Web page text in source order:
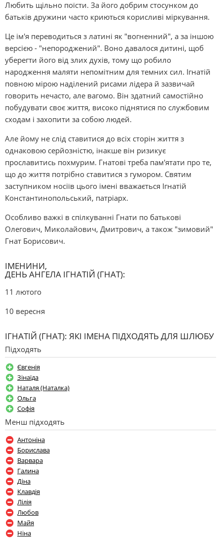
Любить щільно поїсти. За його добрим стосунком до
батьків дружини часто криються корисливі міркування.
Це ім'я переводиться з латині як "вогненний", а за іншою
версією - "непороджений". Воно давалося дитині, щоб
уберегти його від злих духів, тому що робило
народження маляти непомітним для темних сил. Ігнатій
повною мірою наділений рисами лідера й зазвичай
говорить нечасто, але вагомо. Він здатний самостійно
побудувати своє життя, високо піднятися по службовим
сходам і захопити за собою людей.
Але йому не слід ставитися до всіх сторін життя з
однаковою серйозністю, інакше він ризикує
прославитись похмурим. Гнатові треба пам'ятати про те,
що до життя потрібно ставитися з гумором. Святим
заступником носіїв цього імені вважається Ігнатій
Константинопольський, патріарх.
Особливо важкі в спілкуванні Гнати по батькові
Олегович, Миколайович, Дмитрович, а також "зимовий"
Гнат Борисович.
ІМЕНИНИ,
ДЕНЬ АНГЕЛА ІГНАТІЙ (ГНАТ):
11 лютого
10 вересня
ІГНАТІЙ (ГНАТ): ЯКІ ІМЕНА ПІДХОДЯТЬ ДЛЯ ШЛЮБУ
Підходять
Євгенія
Зінаїда
Наталя (Наталка)
Ольга
Софія
Менш підходять
Антоніна
Борислава
Варвара
Галина
Діна
Клавдія
Лілія
Любов
Майя
Ніна